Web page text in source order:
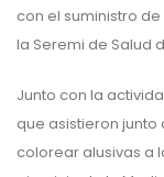
con el suministro
la Seremi de Salud
Junto con la
que asistieron
colorear alusivas a